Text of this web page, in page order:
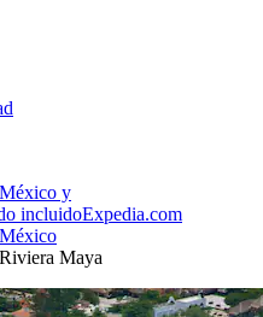
y
incluidoExpedia.com
Maya